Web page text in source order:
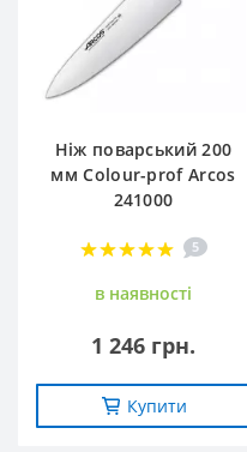
Ніж поварський 200
мм Сolour-prof Arcos
241000
5
в наявностi
1 246 грн.
Купити